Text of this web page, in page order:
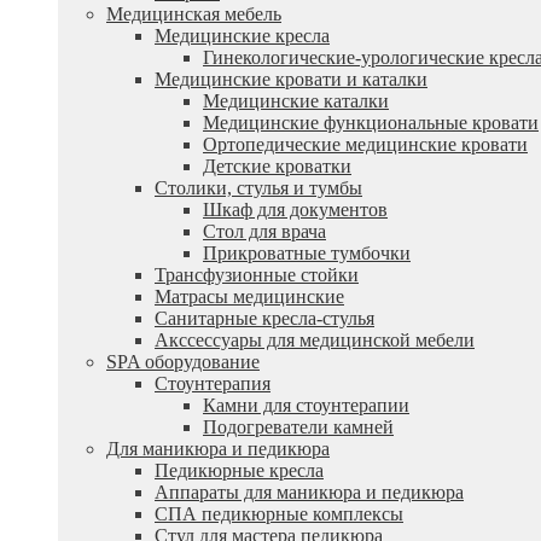
Медицинская мебель
Медицинские кресла
Гинекологические-урологические
Медицинские кровати и каталки
Медицинские каталки
Медицинские функциональные кровати
Ортопедические медицинские кровати
Детские кроватки
Столики, стулья и тумбы
Шкаф для документов
Стол для врача
Прикроватные тумбочки
Трансфузионные стойки
Матрасы медицинские
Санитарные кресла-стулья
Акссессуары для медицинской мебели
SPA оборудование
Стоунтерапия
Камни для стоунтерапии
Подогреватели камней
Для маникюра и педикюра
Педикюрные кресла
Аппараты для маникюра и педикюра
СПА педикюрные комплексы
Стул для мастера педикюра